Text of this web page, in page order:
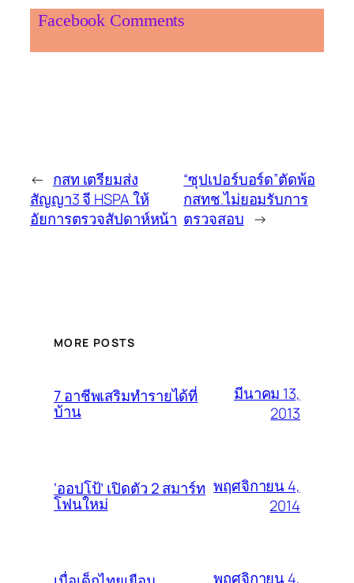
Facebook Comments
← กสท เตรียมส่ง
สัญญา3 จี HSPA ให้
อัยการตรวจสัปดาห์หน้า
“ซุปเปอร์บอร์ด”ตัดพ้อ
กสทช.ไม่ยอมรับการ
ตรวจสอบ →
MORE POSTS
7 อาชีพเสริมทำรายได้ที่
บ้าน
มีนาคม 13,
2013
‘ออปโป้’ เปิดตัว 2 สมาร์ท
โฟนใหม่
พฤศจิกายน 4,
2014
พฤศจิกายน 4,